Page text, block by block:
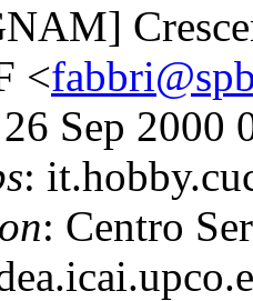
<
Sep 2000
:
: Centro